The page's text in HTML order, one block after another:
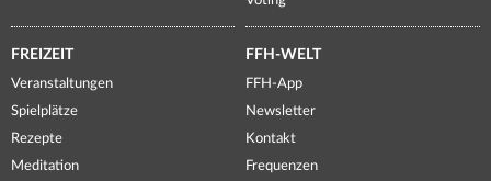
FREIZEIT
Veranstaltungen
Spielplätze
Rezepte
Meditation
FFH-WELT
FFH-App
Newsletter
Kontakt
Frequenzen